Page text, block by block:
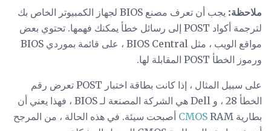
ملاحظة:
يجب أن تعرف مصنع BIOS لجهاز الكمبيوتر الخاص بك
لترجمة أكواد POST إلى رسائل خطأ يمكنك فهمها. تحتوي بعض
مواقع الويب ، مثل BIOS Central ، على قائمة بموردي BIOS
ورموز الخطأ POST المقابلة لها.
على سبيل المثال ، إذا كانت بطاقة اختبار POST تعرض رقم
الخطأ 28 ، و Dell هي الشركة المصنعة لـ BIOS ، فهذا يعني أن
بطارية
CMOS RAM أصبحت سيئة. في هذه الحالة ، من المرجح